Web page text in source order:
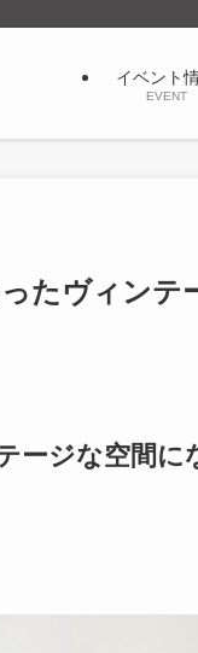
イベント
EVENT
たヴィンテ
ージな空間に